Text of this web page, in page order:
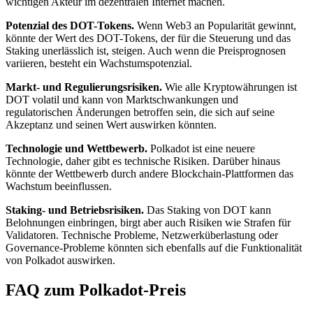
Potenzial des DOT-Tokens. Wenn Web3 an Popularität gewinnt,
könnte der Wert des DOT-Tokens, der für die Steuerung und das
Staking unerlässlich ist, steigen. Auch wenn die Preisprognosen
variieren, besteht ein Wachstumspotenzial.
Markt- und Regulierungsrisiken. Wie alle Kryptowährungen ist
DOT volatil und kann von Marktschwankungen und
regulatorischen Änderungen betroffen sein, die sich auf seine
Akzeptanz und seinen Wert auswirken könnten.
Technologie und Wettbewerb. Polkadot ist eine neuere
Technologie, daher gibt es technische Risiken. Darüber hinaus
könnte der Wettbewerb durch andere Blockchain-Plattformen das
Wachstum beeinflussen.
Staking- und Betriebsrisiken. Das Staking von DOT kann
Belohnungen einbringen, birgt aber auch Risiken wie Strafen für
Validatoren. Technische Probleme, Netzwerküberlastung oder
Governance-Probleme könnten sich ebenfalls auf die Funktionalität
von Polkadot auswirken.
FAQ zum Polkadot-Preis